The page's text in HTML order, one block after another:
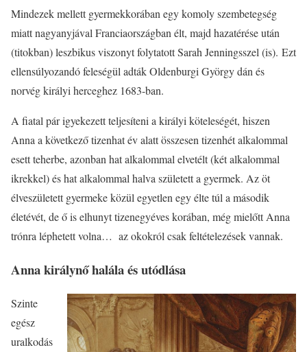
Mindezek mellett gyermekkorában egy komoly szembetegség
miatt nagyanyjával Franciaországban élt, majd hazatérése után
(titokban) leszbikus viszonyt folytatott Sarah Jenningsszel (is). Ezt
ellensúlyozandó feleségül adták Oldenburgi György dán és
norvég királyi herceghez 1683-ban.
A fiatal pár igyekezett teljesíteni a királyi köteleségét, hiszen
Anna a következő tizenhat év alatt összesen tizenhét alkalommal
esett teherbe, azonban hat alkalommal elvetélt (két alkalommal
ikrekkel) és hat alkalommal halva született a gyermek. Az öt
élveszületett gyermeke közül egyetlen egy élte túl a második
életévét, de ő is elhunyt tizenegyéves korában, még mielőtt Anna
trónra léphetett volna… az okokról csak feltételezések vannak.
Anna királynő halála és utódlása
Szinte
egész
uralkodás